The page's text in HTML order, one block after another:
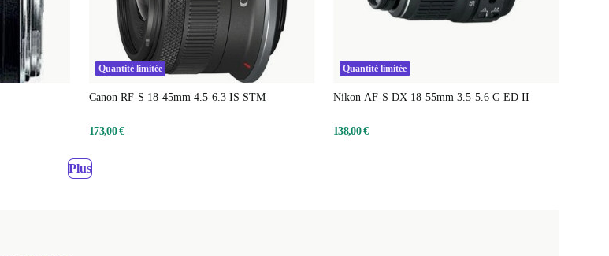
Quantité limitée
Canon RF-S 18-45mm 4.5-6.3 IS STM
173,00 €
Quantité limitée
Nikon AF-S DX 18-55mm 3.5-5.6 G ED II
138,00 €
Plus